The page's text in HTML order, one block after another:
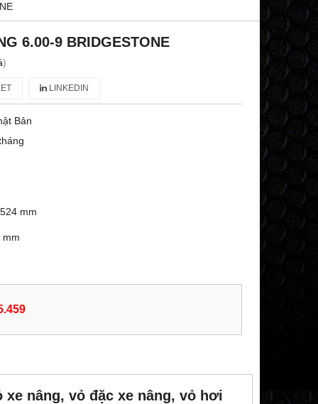
6.00-9 BRIDGESTONE
)
LINKEDIN
Bản
mm
mm
xe nâng, vỏ đặc xe nâng, vỏ hơi